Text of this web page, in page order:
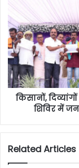
किसानों,
शिविर में
Related Articles